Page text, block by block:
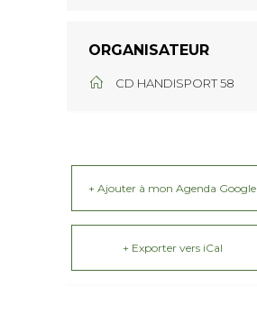
ORGANISATEUR
CD HANDISPORT 58
+ Ajouter à mon Agenda Google
+ Exporter vers iCal